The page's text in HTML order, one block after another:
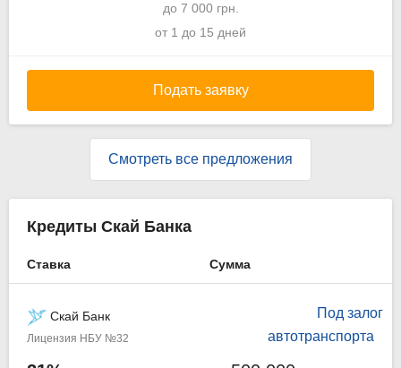
до 7 000 грн.
от 1 до 15 дней
Подать заявку
Смотреть все предложения
Кредиты Скай Банка
Ставка Сумма
Под залог
автотранспорта
Скай Банк
Лицензия НБУ №32